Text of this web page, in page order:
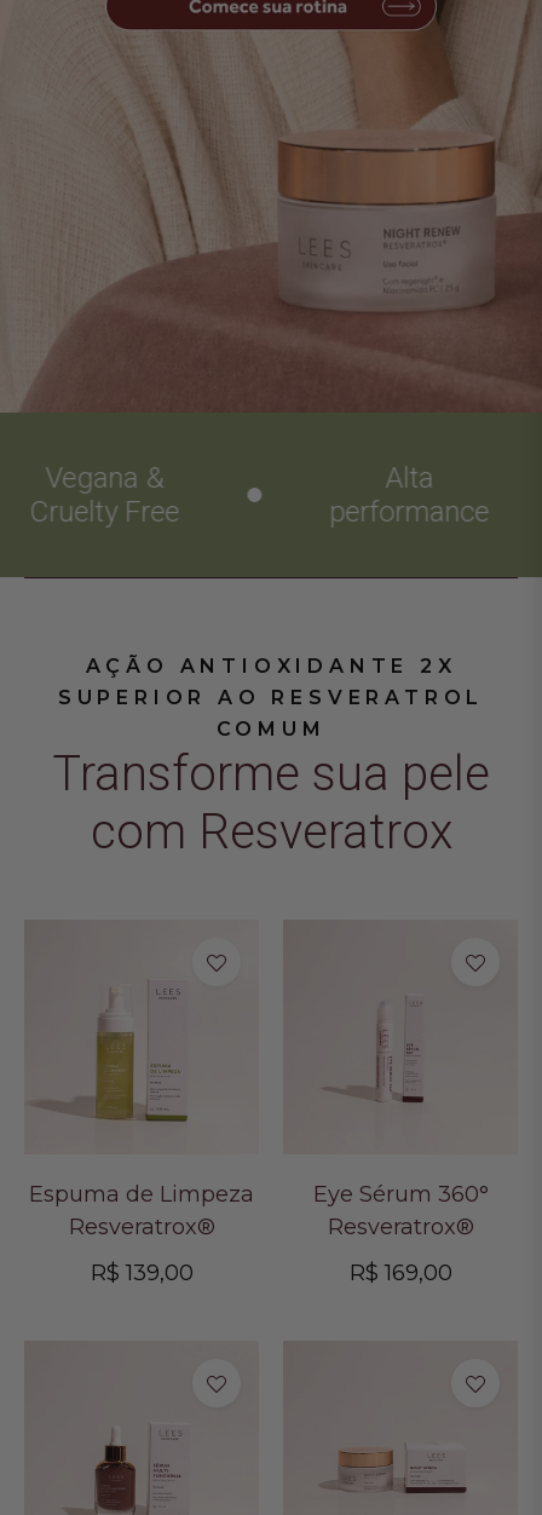
Vegana &
Free
Alta
performance
AÇÃO ANTIOXIDANTE 2X
SUPERIOR AO RESVERATROL
COMUM
Transforme sua pele
com Resveratrox
Espuma de Limpeza
Resveratrox®
Preço
R$ 139,00
Eye Sérum 360°
Resveratrox®
Preço
R$ 169,00